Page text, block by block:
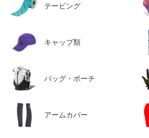
テーピング
キャップ類
バッグ・ポーチ
アームカバー